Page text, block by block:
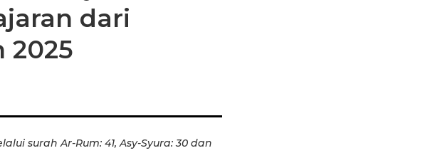
dari
2025
surah Ar-Rum: 41, Asy-Syura: 30 dan